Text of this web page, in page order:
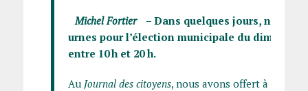
Michel Fortier
– Dans quelques jours, nous
urnes pour l’élection municipale du dimanche
entre 10 h et 20 h.
Au Journal des citoyens, nous avons offert à tous